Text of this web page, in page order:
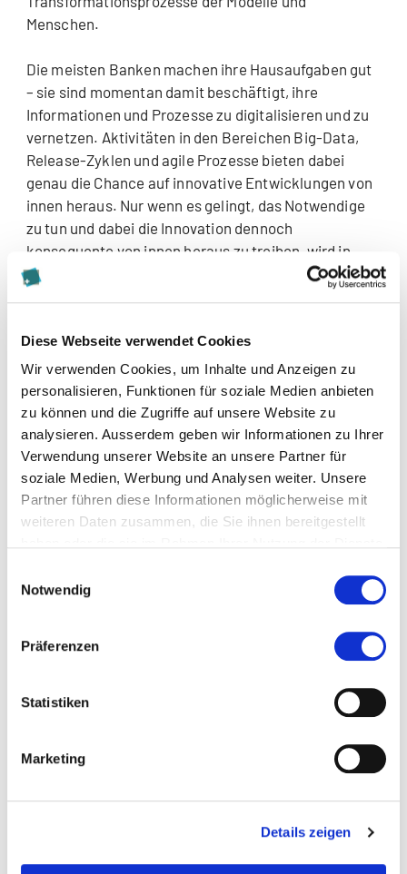
Diese Webseite verwendet Cookies
Wir verwenden Cookies, um Inhalte und Anzeigen zu
personalisieren, Funktionen für soziale Medien anbieten
zu können und die Zugriffe auf unsere Website zu
analysieren. Ausserdem geben wir Informationen zu Ihrer
Verwendung unserer Website an unsere Partner für
soziale Medien, Werbung und Analysen weiter. Unsere
Partner führen diese Informationen möglicherweise mit
weiteren Daten zusammen, die Sie ihnen bereitgestellt
Notwendig
Präferenzen
Statistiken
Marketing
Details zeigen
Menschen.
Die meisten Banken machen ihre Hausaufgaben gut
– sie sind momentan damit beschäftigt, ihre
Informationen und Prozesse zu digitalisieren und zu
vernetzen. Aktivitäten in den Bereichen Big-Data,
Release-Zyklen und agile Prozesse bieten dabei
genau die Chance auf innovative Entwicklungen von
innen heraus. Nur wenn es gelingt, das Notwendige
zu tun und dabei die Innovation dennoch
konsequente von innen heraus zu treiben, wird in
Zukunft aufgrund der hohen
gelingen.
###
Innovation und Effizienz - lässt sich diese Bipolarität
konstruktiv nutzen? Welche Rolle werden Banken in
einer Welt digitaler Ökosysteme und Plattformen
spielen? Das sind zentrale Themen der
Jahrestagung Bank-IT-2017.
Diese Seite teilen
more...